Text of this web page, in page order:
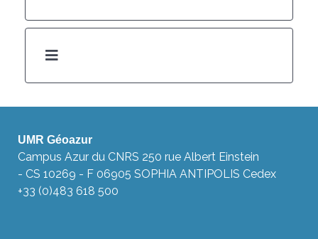
UMR Géoazur
Campus Azur du CNRS 250 rue Albert Einstein
- CS 10269 - F 06905 SOPHIA ANTIPOLIS Cedex
+33 (0)483 618 500